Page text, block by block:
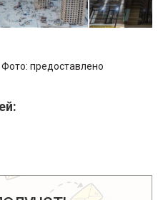
предоставлено